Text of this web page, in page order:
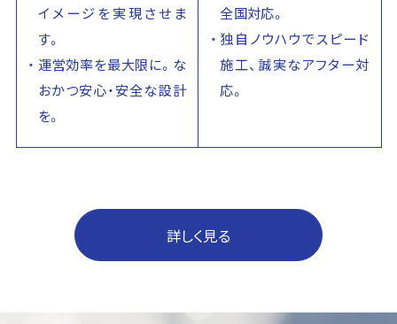
イメージを実現させま
す。
運営効率を最大限に。な
おかつ安心・安全な設計
を。
全国対応。
独自ノウハウでスピード
施工、誠実なアフター対
応。
詳しく見る